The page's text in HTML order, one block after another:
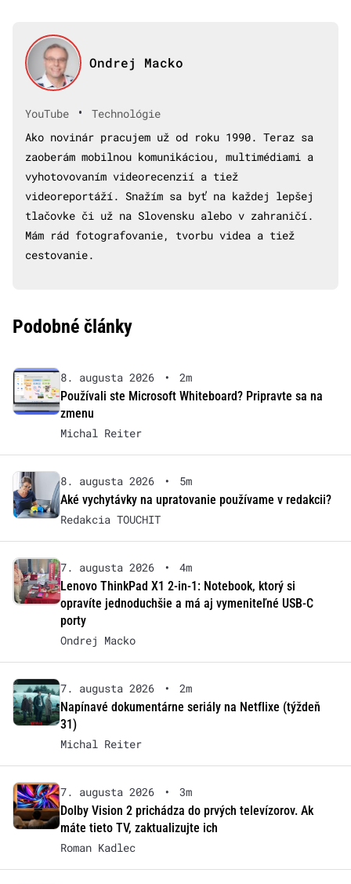
Ondrej Macko
YouTube •
Technológie
Ako novinár pracujem už od roku 1990. Teraz sa
zaoberám mobilnou komunikáciou, multimédiami a
vyhotovovaním videorecenzií a tiež
videoreportáží. Snažím sa byť na každej lepšej
tlačovke či už na Slovensku alebo v zahraničí.
Mám rád fotografovanie, tvorbu videa a tiež
cestovanie.
Podobné články
8. augusta 2026 •
2m
Používali ste Microsoft Whiteboard? Pripravte sa na
zmenu
Michal Reiter
8. augusta 2026 •
5m
Aké vychytávky na upratovanie používame v redakcii?
Redakcia TOUCHIT
7. augusta 2026 •
4m
Lenovo ThinkPad X1 2-in-1: Notebook, ktorý si
opravíte jednoduchšie a má aj vymeniteľné USB-C
porty
Ondrej Macko
7. augusta 2026 •
2m
Napínavé dokumentárne seriály na Netflixe (týždeň
31)
Michal Reiter
7. augusta 2026 •
3m
Dolby Vision 2 prichádza do prvých televízorov. Ak
máte tieto TV, zaktualizujte ich
Roman Kadlec